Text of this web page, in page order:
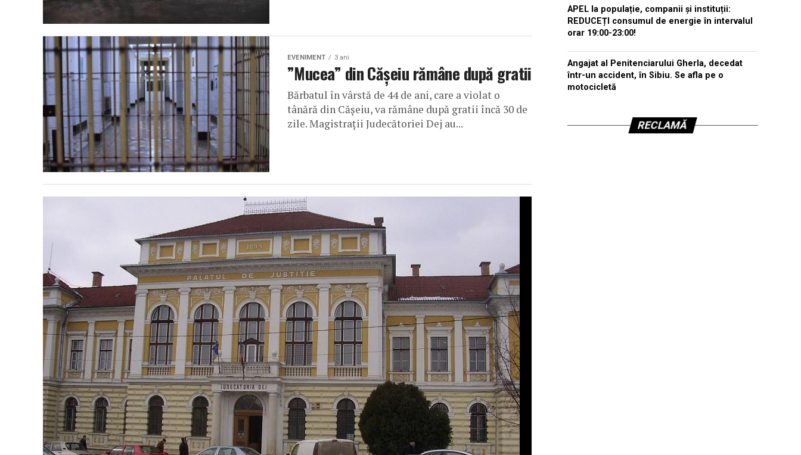
EVENIMENT 3 ani
”Mucea” din Cășeiu rămâne după gratii
Bărbatul în vârstă de 44 de ani, care a violat o
tânără din Cășeiu, va rămâne după gratii încă 30 de
zile. Magistrații Judecătoriei Dej au...
APEL la populație, companii și instituții:
REDUCEȚI consumul de energie în intervalul
orar 19:00-23:00!
Angajat al Penitenciarului Gherla, decedat
într-un accident, în Sibiu. Se afla pe o
motocicletă
RECLAMĂ